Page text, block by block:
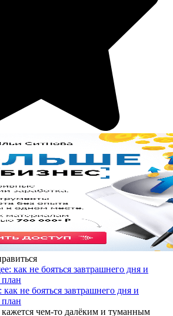
не бояться завтрашнего дня и
чем-то далёким и туманным